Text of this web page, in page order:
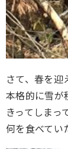
さて、春を迎
本格的に雪が
きってしまっ
何を食べてい